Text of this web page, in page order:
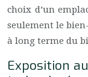
choix d’un
seulement le
à long terme du
Exposition